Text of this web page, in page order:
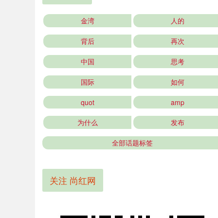
金湾 人的
背后 再次
中国 思考
国际 如何
quot amp
为什么 发布
全部话题标签
关注 尚红网